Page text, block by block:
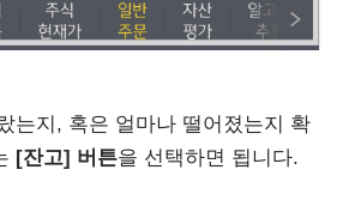
는지, 혹은 얼마나 떨어졌는지 확
[잔고] 버튼을 선택하면 됩니다.